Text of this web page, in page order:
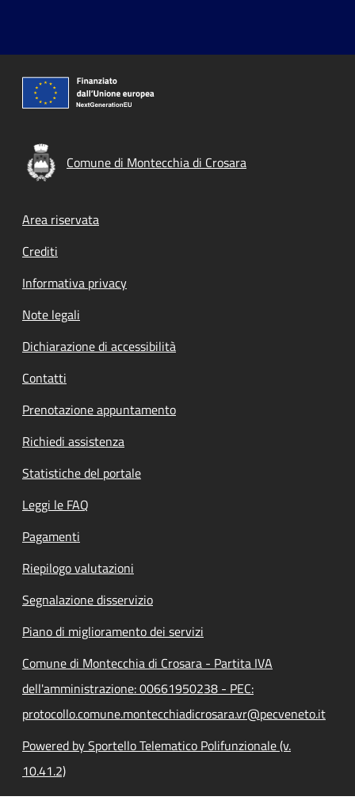
Comune di Montecchia di Crosara
Footer menu
Area riservata
Crediti
Informativa privacy
Note legali
Dichiarazione di accessibilità
Contatti
Prenotazione appuntamento
Richiedi assistenza
Statistiche del portale
Leggi le FAQ
Pagamenti
Riepilogo valutazioni
Segnalazione disservizio
Piano di miglioramento dei servizi
Comune di Montecchia di Crosara - Partita IVA
dell'amministrazione: 00661950238 - PEC:
protocollo.comune.montecchiadicrosara.vr@pecveneto.it
Powered by Sportello Telematico Polifunzionale (v.
10.41.2)